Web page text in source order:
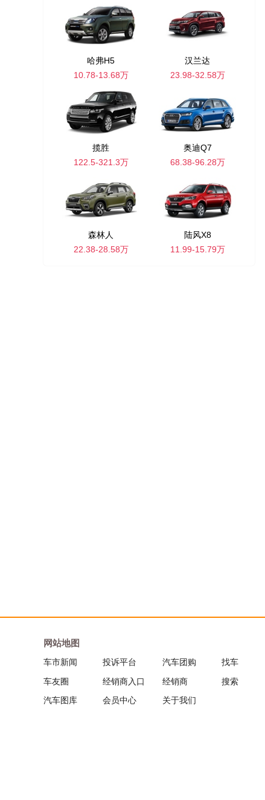
哈弗H5
10.78-13.68万
汉兰达
23.98-32.58万
揽胜
122.5-321.3万
奥迪Q7
68.38-96.28万
森林人
22.38-28.58万
陆风X8
11.99-15.79万
网站地图
车市新闻 投诉平台 汽车团购
找车
车友圈
经销商入口 经销商
搜索
汽车图库
会员中心 关于我们